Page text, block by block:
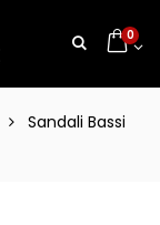
0
Sandali Bassi